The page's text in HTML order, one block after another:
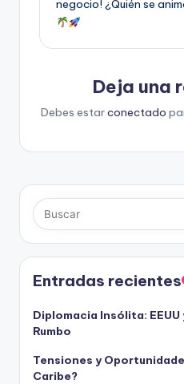
negocio! ¿Quién se
Deja una
Debes estarconectado
Entradas recientes
Diplomacia Insólita: EEUU
Rumbo
Tensiones y
Caribe?